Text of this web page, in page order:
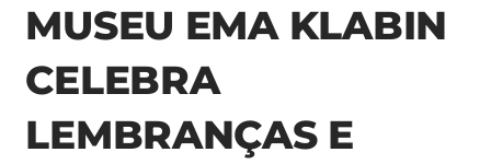
MUSEU EMA KLABIN
CELEBRA
LEMBRANÇAS E